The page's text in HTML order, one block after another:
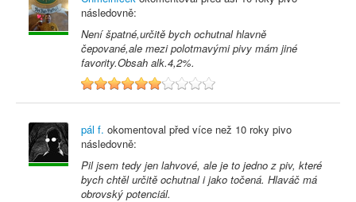
následovně:
Není špatné,určitě bych ochutnal hlavně
čepované,ale mezi polotmavými pivy mám jiné
favority.Obsah alk.4,2%.
6
pál f. okomentoval před více než 10 roky pivo
následovně:
Pil jsem tedy jen lahvové, ale je to jedno z piv, které
bych chtěl určitě ochutnal i jako točená. Hlaváč má
obrovský potenciál.